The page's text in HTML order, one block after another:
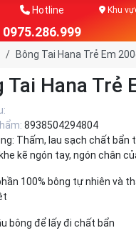
Hotline
0975.286.999
Khu
Bông Tai Hana Trẻ Em
Tai Hana Trẻ
8938504294804
Thấm, lau sạch chất bẩn
kẽ ngón tay, ngón chân
100% bông tự nhiên và
bông để lấy đi chất bẩn